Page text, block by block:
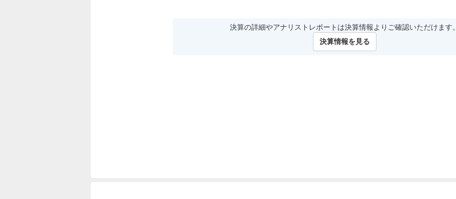
決算の詳細やアナリストレポートは決算情報よりご確認いただけます。
決算情報を見る